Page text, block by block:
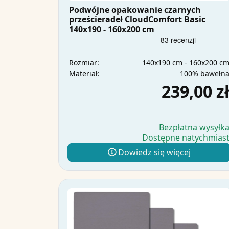
Podwójne opakowanie czarnych
prześcieradeł CloudComfort Basic
140x190 - 160x200 cm
Rozmiar:
140x190 cm - 160x200 cm
Materiał:
100% bawełna
239,00 zł
Bezpłatna wysyłka
Dostępne natychmiast
Dowiedz się więcej